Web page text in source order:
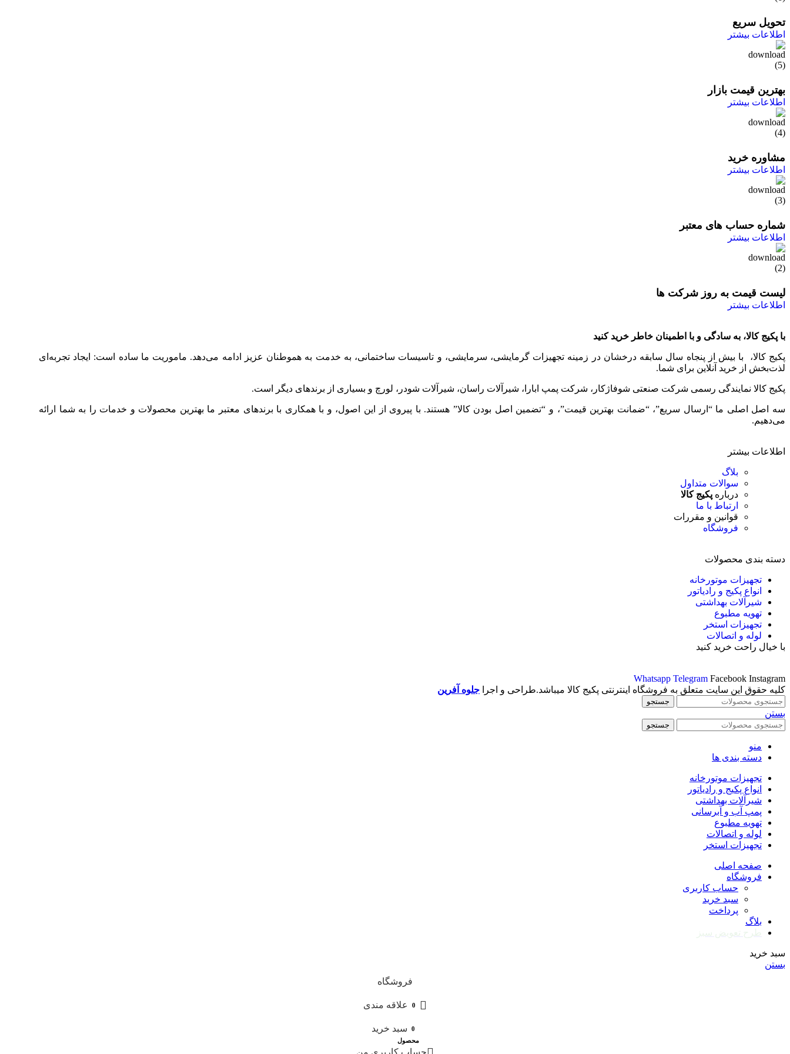
تحویل سریع
اطلاعات بیشتر
بهترین قیمت بازار
اطلاعات بیشتر
مشاوره خرید
اطلاعات بیشتر
شماره حساب های معتبر
اطلاعات بیشتر
لیست قیمت به روز شرکت ها
اطلاعات بیشتر
با پکیج کالا، به سادگی و با اطمینان خاطر خرید کنید
پکیج کالا، با بیش از پنجاه سال سابقه درخشان در زمینه تجهیزات گرمایشی، سرمایشی، و تاسیسات ساختمانی، به خدمت به هموطنان عزیز ادامه می‌دهد. ماموریت ما ساده است: ایجاد تجربه‌ای
لذت‌بخش از خرید آنلاین برای شما.
پکیج کالا نمایندگی رسمی شرکت صنعتی شوفاژکار، شرکت پمپ ابارا، شیرآلات راسان، شیرآلات شودر، لورچ و بسیاری از برندهای دیگر است.
سه اصل اصلی ما “ارسال سریع”، “ضمانت بهترین قیمت”، و “تضمین اصل بودن کالا” هستند. با پیروی از این اصول، و با همکاری با برندهای معتبر ما بهترین محصولات و خدمات را به شما ارائه
می‌دهیم.
اطلاعات بیشتر
بلاگ
سوالات متداول
درباره پکیج کالا
ارتباط با ما
قوانین و مقررات
فروشگاه
دسته بندی محصولات
تجهیزات موتورخانه
انواع پکیج و رادیاتور
شیرآلات بهداشتی
تهویه مطبوع
تجهیزات استخر
لوله و اتصالات
با خیال راحت خرید کنید
Whatsapp Telegram Facebook Instagram
کلیه حقوق این سایت متعلق به فروشگاه اینترنتی پکیج کالا میباشد.طراحی و اجرا جلوه آفرین
جستجو
بستن
جستجو
منو
دسته بندی ها
تجهیزات موتورخانه
انواع پکیج و رادیاتور
شیرآلات بهداشتی
پمپ آب و آبرسانی
تهویه مطبوع
لوله و اتصالات
تجهیزات استخر
صفحه اصلی
فروشگاه
حساب کاربری
سبد خرید
پرداخت
بلاگ
سبد خرید
بستن
فروشگاه
0 علاقه مندی
0
محصول
سبد خرید
حساب کاربری من